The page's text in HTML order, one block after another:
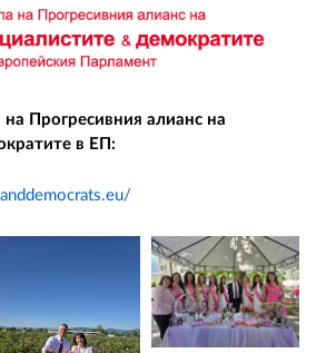
на Прогресивния алианс на
в ЕП: